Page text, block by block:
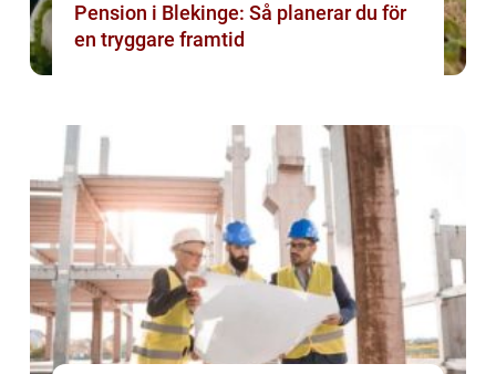
Pension i Blekinge: Så planerar du för
en tryggare framtid